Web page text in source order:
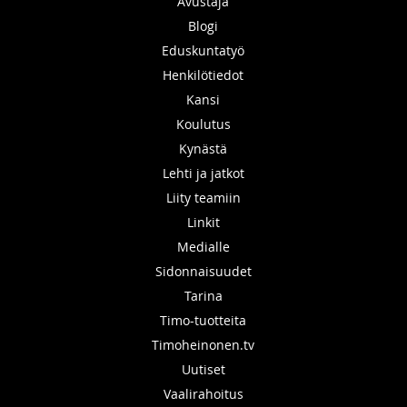
Blogi
Eduskuntatyö
Henkilötiedot
Kansi
Koulutus
Kynästä
Lehti ja jatkot
Liity teamiin
Linkit
Medialle
Sidonnaisuudet
Tarina
Timo-tuotteita
Timoheinonen.tv
Uutiset
Vaalirahoitus